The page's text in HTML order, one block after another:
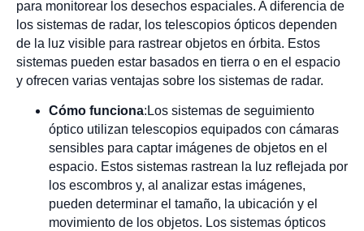
para monitorear los desechos espaciales. A diferencia de
los sistemas de radar, los telescopios ópticos dependen
de la luz visible para rastrear objetos en órbita. Estos
sistemas pueden estar basados en tierra o en el espacio
y ofrecen varias ventajas sobre los sistemas de radar.
Cómo funciona:Los sistemas de seguimiento
óptico utilizan telescopios equipados con cámaras
sensibles para captar imágenes de objetos en el
espacio. Estos sistemas rastrean la luz reflejada por
los escombros y, al analizar estas imágenes,
pueden determinar el tamaño, la ubicación y el
movimiento de los objetos. Los sistemas ópticos